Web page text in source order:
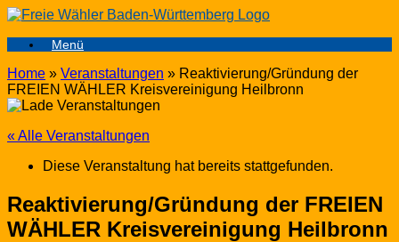
Zum
springenMenü
Home » Veranstaltungen » Reaktivierung/Gründung der
FREIEN WÄHLER Kreisvereinigung Heilbronn
« Alle Veranstaltungen
Diese Veranstaltung hat bereits stattgefunden.
Reaktivierung/Gründung der FREIEN
WÄHLER Kreisvereinigung Heilbronn